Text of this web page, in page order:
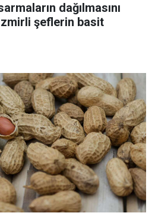
dağılmasını
şeflerin basit